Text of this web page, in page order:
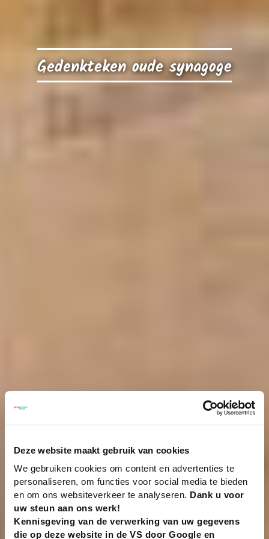
Deze website maakt gebruik van cookies
We gebruiken cookies om content en advertenties te
personaliseren, om functies voor social media te bieden
en om ons websiteverkeer te analyseren. Dank u voor
uw steun aan ons werk!
Kennisgeving van de verwerking van uw gegevens
die op deze website in de VS door Google en
Gedenkteken oude synagoge